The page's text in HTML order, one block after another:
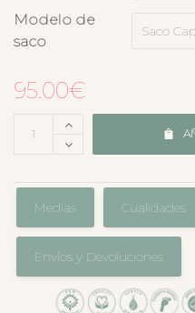
Modelo de
saco
95.00€
Medias Cualidades
Envíos y Devoluciones